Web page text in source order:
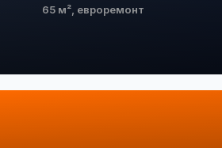
65 м², евроремонт